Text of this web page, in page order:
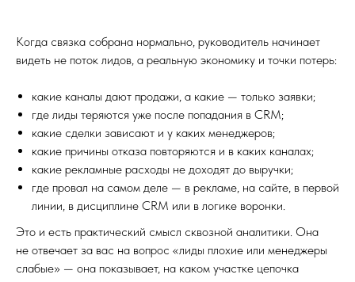
Когда связка собрана нормально, руководитель начинает
видеть не поток лидов, а реальную экономику и точки потерь:
какие каналы дают продажи, а какие — только заявки;
где лиды теряются уже после попадания в CRM;
какие сделки зависают и у каких менеджеров;
какие причины отказа повторяются и в каких каналах;
какие рекламные расходы не доходят до выручки;
где провал на самом деле — в рекламе, на сайте, в первой
линии, в дисциплине CRM или в логике воронки.
Это и есть практический смысл сквозной аналитики. Она
не отвечает за вас на вопрос «лиды плохие или менеджеры
слабые» — она показывает, на каком участке цепочка